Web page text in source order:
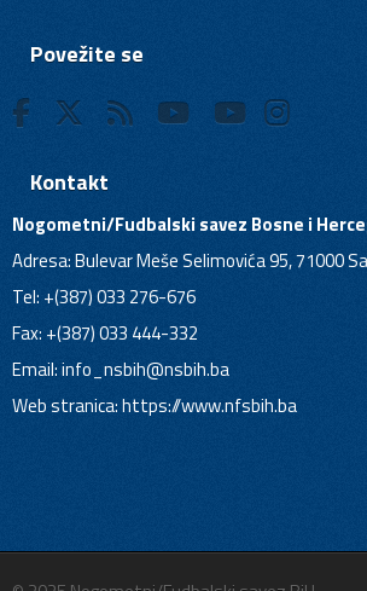
Povežite se
Kontakt
Nogometni/Fudbalski savez Bosne i
Adresa: Bulevar Meše Selimovića 95, 71000
Tel: +(387) 033 276-676
Fax: +(387) 033 444-332
Email:info_nsbih@nsbih.ba
Web stranica: https://www.nfsbih.ba